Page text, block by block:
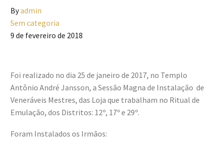
Byadmin
Sem categoria
9 de fevereiro de 2018
Foi realizado no dia 25 de janeiro de 2017, no Templo
Antônio André Jansson, a Sessão Magna de Instalação de
Veneráveis Mestres, das Loja que trabalham no Ritual de
Emulação, dos Distritos: 12º, 17º e 29º.
Foram Instalados os Irmãos: